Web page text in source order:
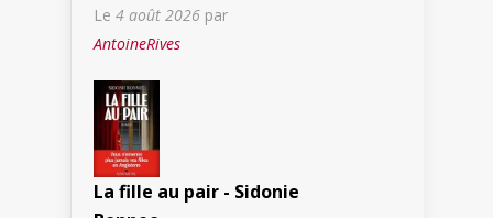
Le 4 août 2026 par
AntoineRives
La fille au pair - Sidonie